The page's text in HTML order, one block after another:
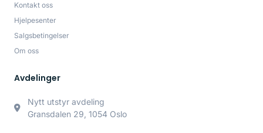
Kontakt oss
Hjelpesenter
Salgsbetingelser
Om oss
Avdelinger
Nytt utstyr avdeling
Gransdalen 29, 1054 Oslo